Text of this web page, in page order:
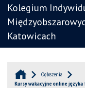
Kolegium
Katowicach
Ogłoszenia
Kursy wakacyjne online